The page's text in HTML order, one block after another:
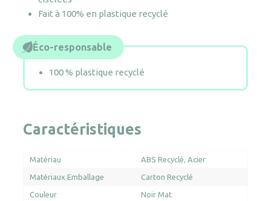
Fait à 100% en plastique recyclé
Éco-responsable
100 % plastique recyclé
Caractéristiques
Matériau ABS Recyclé Acier
Matériaux Emballage Carton Recyclé
Couleur Noir Mat